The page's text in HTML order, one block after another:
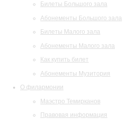
Билеты Большого зала
Абонементы Большого зала
Билеты Малого зала
Абонементы Малого зала
Как купить билет
Абонементы Музитория
О филармонии
Маэстро Темирканов
Правовая информация